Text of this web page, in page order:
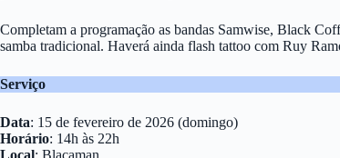
Completam a programação as bandas Samwise, Black
samba tradicional. Haverá ainda flash tattoo com Ruy
Serviço
Data: 15 de fevereiro de 2026 (domingo)
Horário: 14h às 22h
Local: Blacaman